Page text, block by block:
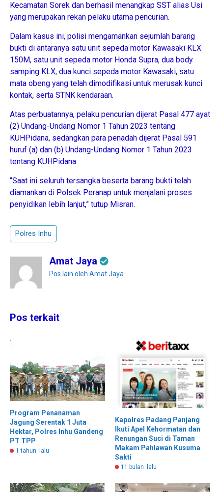
Kecamatan Sorek dan berhasil menangkap SST alias Usi
yang merupakan rekan pelaku utama pencurian.
Dalam kasus ini, polisi mengamankan sejumlah barang
bukti di antaranya satu unit sepeda motor Kawasaki KLX
150M, satu unit sepeda motor Honda Supra, dua body
samping KLX, dua kunci sepeda motor Kawasaki, satu
mata obeng yang telah dimodifikasi untuk merusak kunci
kontak, serta STNK kendaraan.
Atas perbuatannya, pelaku pencurian dijerat Pasal 477 ayat
(2) Undang-Undang Nomor 1 Tahun 2023 tentang
KUHPidana, sedangkan para penadah dijerat Pasal 591
huruf (a) dan (b) Undang-Undang Nomor 1 Tahun 2023
tentang KUHPidana.
“Saat ini seluruh tersangka beserta barang bukti telah
diamankan di Polsek Peranap untuk menjalani proses
penyidikan lebih lanjut,” tutup Misran.
Polres Inhu
Amat Jaya
Pos lain oleh Amat Jaya
Pos terkait
Program Penanaman
Jagung Serentak 1 Juta
Hektar, Polres Inhu Gandeng
PT TPP
1 tahun lalu
Kapolres Padang Panjang
Ikuti Apel Kehormatan dan
Renungan Suci di Taman
Makam Pahlawan Kusuma
Sakti
11 bulan lalu